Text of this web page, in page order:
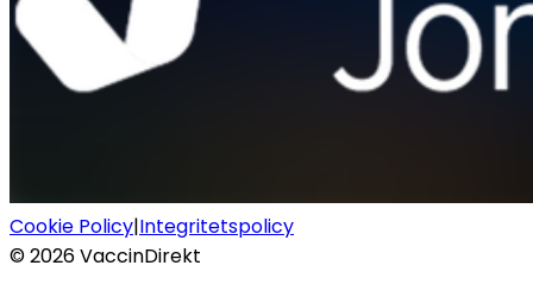
Cookie Policy|Integritetspolicy
©2026VaccinDirekt